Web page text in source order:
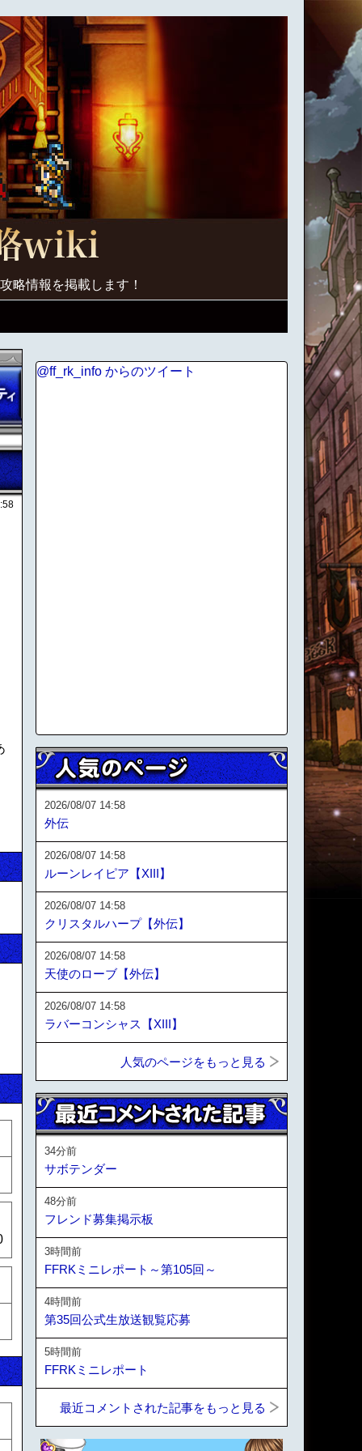
略情報を掲載します！
@ff_rk_info からのツイート
2026/08/07 14:58
外伝
2026/08/07 14:58
ルーンレイピア【XIII】
2026/08/07 14:58
クリスタルハープ【外伝】
2026/08/07 14:58
天使のローブ【外伝】
2026/08/07 14:58
ラバーコンシャス【XIII】
人気のページをもっと見る
34分前
サボテンダー
48分前
フレンド募集掲示板
3時間前
FFRKミニレポート～第105回～
4時間前
第35回公式生放送観覧応募
5時間前
FFRKミニレポート
最近コメントされた記事をもっと見る